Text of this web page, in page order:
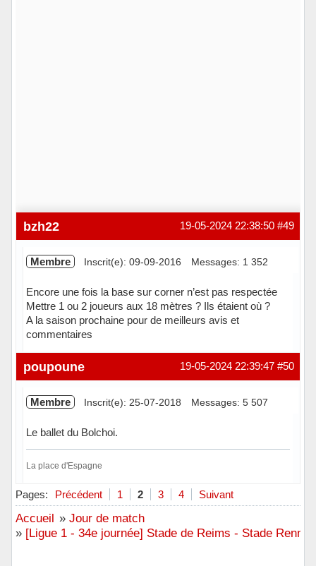
#49
19-05-2024 22:38:50
bzh22
Membre Inscrit(e): 09-09-2016 Messages: 1 352
Encore une fois la base sur corner n’est pas respectée
Mettre 1 ou 2 joueurs aux 18 mètres ? Ils étaient où ?
A la saison prochaine pour de meilleurs avis et
commentaires
Hors ligne #50
19-05-2024 22:39:47
poupoune
Membre Inscrit(e): 25-07-2018 Messages: 5 507
Le ballet du Bolchoi.
La place d'Espagne
Hors ligne
Pages: Précédent 1 2 3 4 Suivant
Accueil » Jour de match
» [Ligue 1 - 34e journée] Stade de Reims - Stade